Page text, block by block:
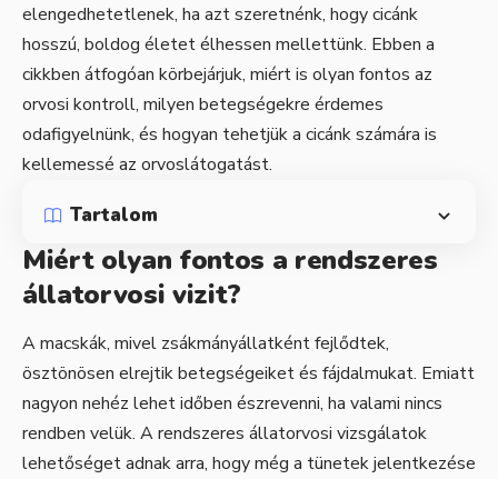
elengedhetetlenek, ha azt szeretnénk, hogy cicánk
hosszú, boldog életet élhessen mellettünk. Ebben a
cikkben átfogóan körbejárjuk, miért is olyan fontos az
orvosi kontroll, milyen betegségekre érdemes
odafigyelnünk, és hogyan tehetjük a cicánk számára is
kellemessé az orvoslátogatást.
Tartalom
Miért olyan fontos a rendszeres
állatorvosi vizit?
A macskák, mivel zsákmányállatként fejlődtek,
ösztönösen elrejtik betegségeiket és fájdalmukat. Emiatt
nagyon nehéz lehet időben észrevenni, ha valami nincs
rendben velük. A rendszeres állatorvosi vizsgálatok
lehetőséget adnak arra, hogy még a tünetek jelentkezése